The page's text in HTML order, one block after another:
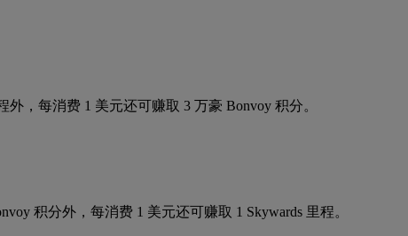
，每消费 1 美元还可赚取 3 万豪 Bonvoy 积分。
积分外，每消费 1 美元还可赚取 1 Skywards 里程。